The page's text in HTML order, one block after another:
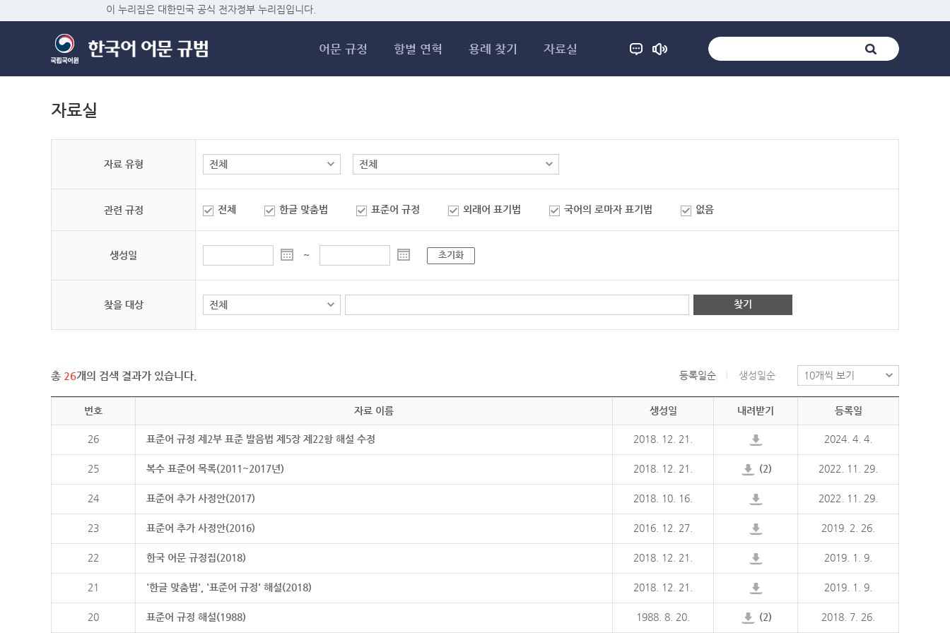
이 누리집은 대한민국 공식 전자정부 누리집입니다.
어문 규정 항별 연혁 용례 찾기 자료실
자료실
자료 유형
관련 규정 전체 한글 맞춤법 표준어 규정 외래어 표기법 국어의 로마자 표기법 없음
생성일 ~ 초기화
찾을 대상 찾기
총 26개의 검색 결과가 있습니다. 등록일순 생성일순
번호 자료 이름 생성일 내려받기 등록일
26 표준어 규정 제2부 표준 발음법 제5장 제22항 해설 수정 2018. 12. 21. 2024. 4. 4.
25 복수 표준어 목록(2011~2017년) 2018. 12. 21. (2) 2022. 11. 29.
24 표준어 추가 사정안(2017) 2018. 10. 16. 2022. 11. 29.
23 표준어 추가 사정안(2016) 2016. 12. 27. 2019. 2. 26.
22 한국 어문 규정집(2018) 2018. 12. 21. 2019. 1. 9.
21 '한글 맞춤법', '표준어 규정' 해설(2018) 2018. 12. 21. 2019. 1. 9.
20 표준어 규정 해설(1988) 1988. 8. 20. (2) 2018. 7. 26.